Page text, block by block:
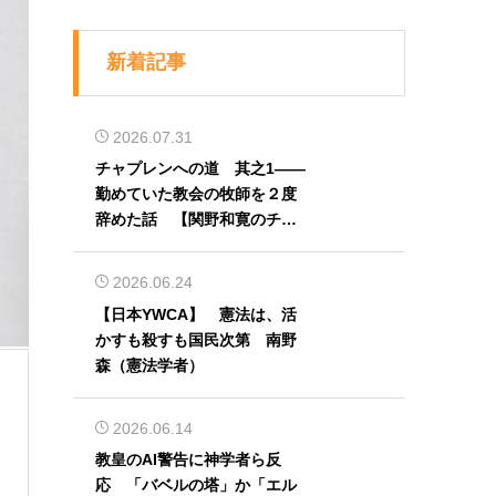
新着記事
2026.07.31
チャプレンへの道 其之1――
勤めていた教会の牧師を２度
辞めた話 【関野和寛のチャ
2026.06.24
【日本YWCA】 憲法は、活
かすも殺すも国民次第 南野
森（憲法学者）
2026.06.14
教皇のAI警告に神学者ら反
応 「バベルの塔」か「エル